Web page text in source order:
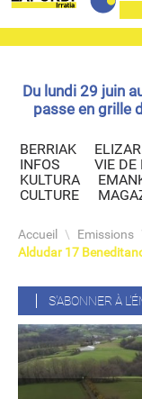
Du lundi 29 juin
passe en grille
BERRIAK
INFOS
VIE DE
KULTURA
CULTURE
Accueil \ Emissions
Aldudar 17
S'ABONNER À